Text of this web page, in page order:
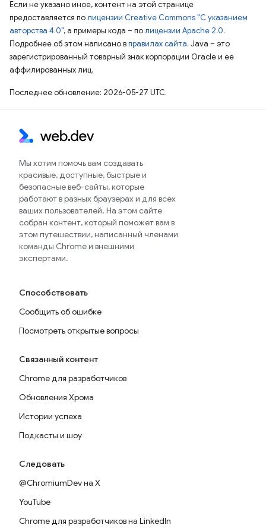
Если не указано иное, контент на этой странице
предоставляется полицензии Creative Commons "С указанием
авторства 4.0", а примеры кода – полицензии Apache 2.0.
Подробнее об этом написано вправилах сайта. Java – это
зарегистрированный товарный знак корпорации Oracle и ее
аффилированных лиц.
Последнее обновление: 2026-05-27 UTC.
Мы хотим помочь вам создавать
красивые, доступные, быстрые и
безопасные веб-сайты, которые
работают в разных браузерах и для всех
ваших пользователей. На этом сайте
собран контент, который поможет вам в
этом путешествии, написанный членами
команды Chrome и внешними
экспертами.
Способствовать
Сообщить об ошибке
Посмотреть открытые вопросы
Связанный контент
Chrome для разработчиков
Обновления Хрома
Истории успеха
Подкасты и шоу
Следовать
@ChromiumDev на X
YouTube
Chrome для разработчиков на LinkedIn